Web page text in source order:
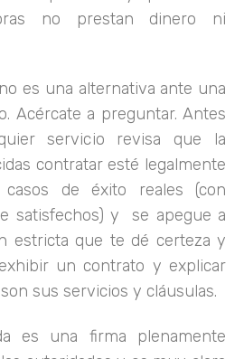
no prestan dinero ni
es una alternativa ante una
Acércate a preguntar. Antes
servicio revisa que la
contratar esté legalmente
casos de éxito reales (con
satisfechos) y se apegue a
estricta que te dé certeza y
un contrato y explicar
sus servicios y cláusulas.
es una firma plenamente